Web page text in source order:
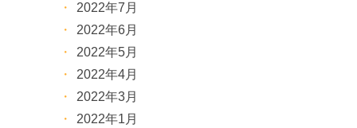
2022年7月
2022年6月
2022年5月
2022年4月
2022年3月
2022年1月